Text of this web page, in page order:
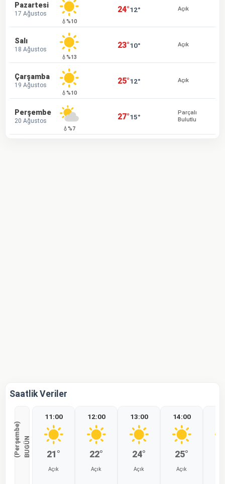
Pazartesi
17 Ağustos
💧%10
24°12° Açık
Salı
18 Ağustos
💧%13
23°10° Açık
Çarşamba
19 Ağustos
💧%10
25°12° Açık
Perşembe
20 Ağustos
💧%7
27°15°
Parçalı
Bulutlu
Saatlik Veriler
B
U
G
Ü
N
(
P
e
r
ş
e
m
b
e
)
11:00
21°
Açık
12:00
22°
Açık
13:00
24°
Açık
14:00
25°
Açık